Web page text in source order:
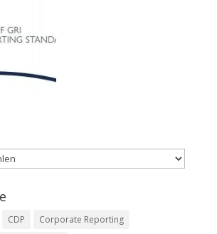
CDP
Corporate Reporting